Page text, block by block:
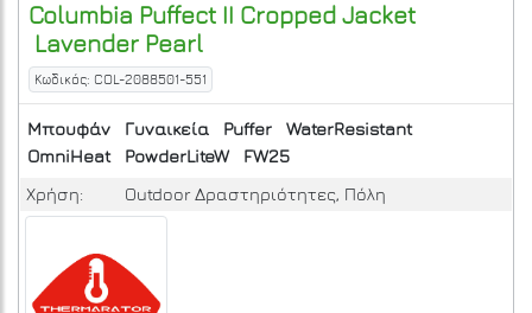
Columbia Puffect II Cropped Jacket
Lavender Pearl
Κωδικός: COL-2088501-551
Μπουφάν Γυναικεία Puffer
WaterResistant
OmniHeat
PowderLiteW
FW25
Χρήση:
Outdoor Δραστηριότητες, Πόλη